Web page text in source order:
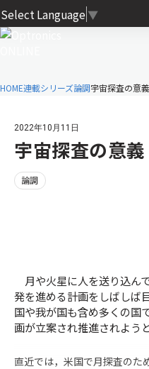
Select Language ▼
HOME連載シリーズ論調宇宙探査の意義
2022年10月11日
宇宙探査の意義
論調
月や火星に人を送り込ん
発を進める計画をしばしば
国や我が国も含め多くの国
画が立案され推進されよう
直近では，米国で月探査のた